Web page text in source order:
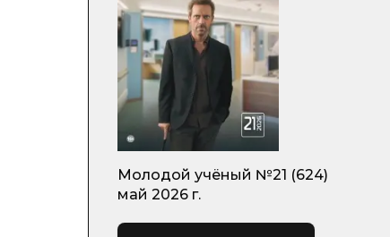
Молодой учёный №21 (624)
май 2026 г.